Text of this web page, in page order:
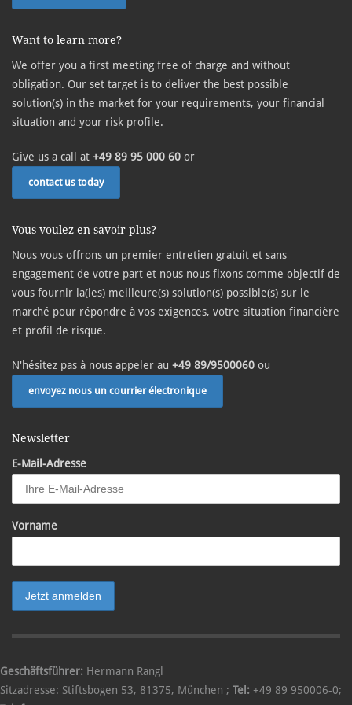
Want to learn more?
We offer you a first meeting free of charge and without
obligation. Our set target is to deliver the best possible
solution(s) in the market for your requirements, your financial
situation and your risk profile.
Give us a call at +49 89 95 000 60 or
contact us today
Vous voulez en savoir plus?
Nous vous offrons un premier entretien gratuit et sans
engagement de votre part et nous nous fixons comme objectif de
vous fournir la(les) meilleure(s) solution(s) possible(s) sur le
marché pour répondre à vos exigences, votre situation financière
et profil de risque.
N'hésitez pas à nous appeler au +49 89/9500060 ou
envoyez nous un courrier électronique
Newsletter
E-Mail-Adresse
Vorname
Geschäftsführer: Hermann Rangl
Sitzadresse: Stiftsbogen 53, 81375, München ; Tel: +49 89 950006-0;